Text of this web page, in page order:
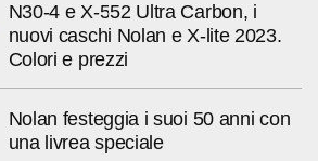
N30-4 e X-552 Ultra Carbon, i
nuovi caschi Nolan e X-lite 2023.
Colori e prezzi
Nolan festeggia i suoi 50 anni con
una livrea speciale